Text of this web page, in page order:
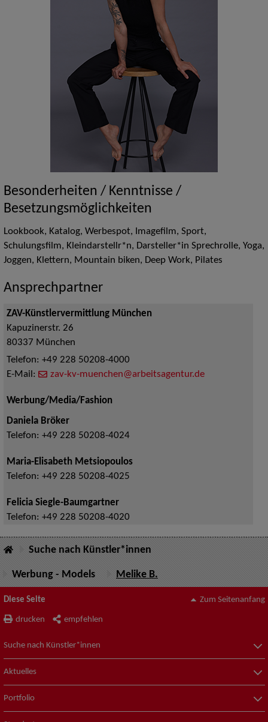
Besonderheiten / Kenntnisse /
Besetzungsmöglichkeiten
Lookbook, Katalog, Werbespot, Imagefilm, Sport,
Schulungsfilm, Kleindarstellr*n, Darsteller*in Sprechrolle, Yoga,
Joggen, Klettern, Mountain biken, Deep Work, Pilates
Ansprechpartner
ZAV-Künstlervermittlung München
Kapuzinerstr. 26
80337 München
Telefon: +49 228 50208-4000
E-Mail:
zav-kv-muenchen@arbeitsagentur.de
Werbung/Media/Fashion
Daniela Bröker
Telefon: +49 228 50208-4024
Maria-Elisabeth Metsiopoulos
Telefon: +49 228 50208-4025
Felicia Siegle-Baumgartner
Telefon: +49 228 50208-4020
Suche nach Künstler*innen
Werbung - Models Melike B.
Diese Seite
drucken empfehlen
Zum Seitenanfang
Suche nach Künstler*innen
Aktuelles
Portfolio